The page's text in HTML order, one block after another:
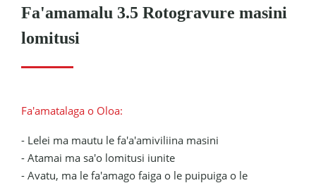
Fa'amamalu 3.5 Rotogravure masini
lomitusi
Fa'amatalaga o Oloa:
- Lelei ma mautu le fa'a'amiviliina masini
- Atamai ma sa'o lomitusi iunite
- Avatu, ma le fa'amago faiga o le puipuiga o le